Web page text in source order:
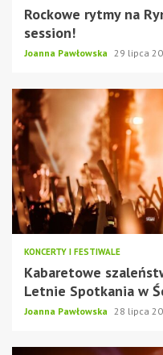
Rockowe rytmy na
session!
Joanna Pawłowska 29 lipca
KONCERTY I FESTIWALE
Kabaretowe
Letnie Spotkania w
Joanna Pawłowska 28 lipca